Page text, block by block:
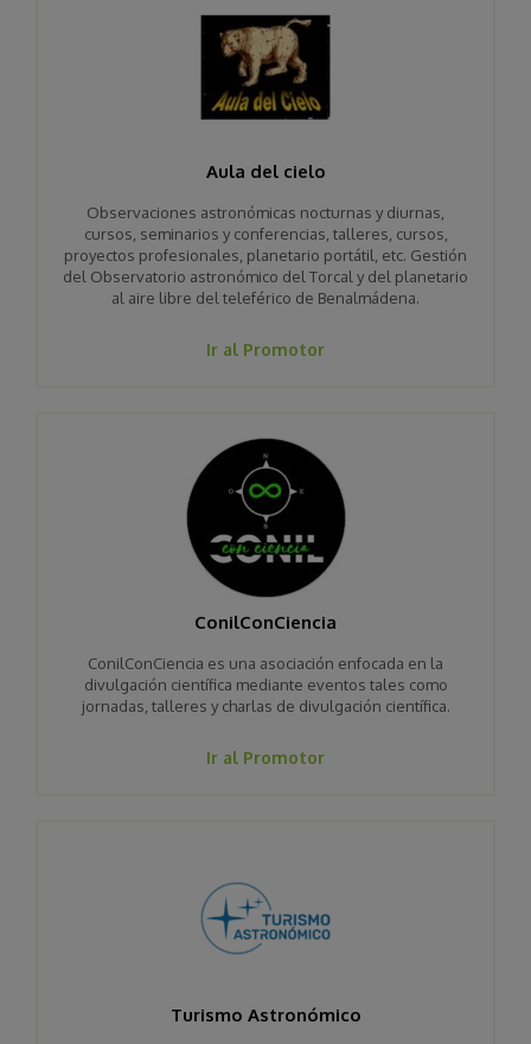
Aula del cielo
Observaciones astronómicas nocturnas y diurnas,
cursos, seminarios y conferencias, talleres, cursos,
proyectos profesionales, planetario portátil, etc. Gestión
del Observatorio astronómico del Torcal y del planetario
al aire libre del teleférico de Benalmádena.
Ir al Promotor
ConilConCiencia
ConilConCiencia es una asociación enfocada en la
divulgación científica mediante eventos tales como
jornadas, talleres y charlas de divulgación científica.
Ir al Promotor
Turismo Astronómico